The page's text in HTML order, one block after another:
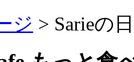
ジ > Sarieの